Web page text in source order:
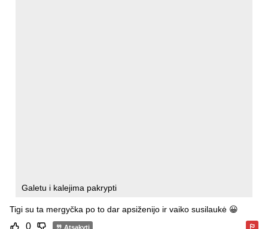
Galetu i kalejima pakrypti
Tigi su ta mergyčka po to dar apsiženijo ir vaiko susilaukė 😀
0 Atsakyti